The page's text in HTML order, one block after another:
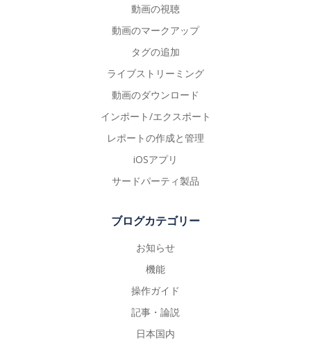
動画の視聴
動画のマークアップ
タグの追加
ライブストリーミング
動画のダウンロード
インポート/エクスポート
レポートの作成と管理
iOSアプリ
サードパーティ製品
ブログカテゴリー
お知らせ
機能
操作ガイド
記事・論説
日本国内